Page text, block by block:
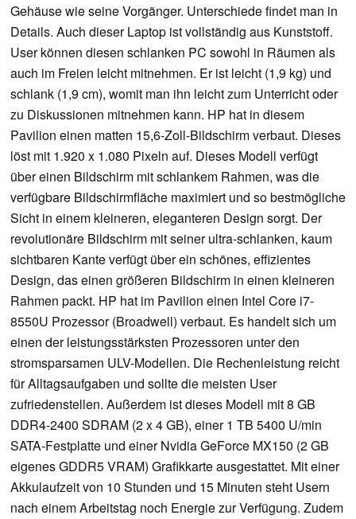
Gehäuse wie seine Vorgänger. Unterschiede findet man in
Details. Auch dieser Laptop ist vollständig aus Kunststoff.
User können diesen schlanken PC sowohl in Räumen als
auch im Freien leicht mitnehmen. Er ist leicht (1,9 kg) und
schlank (1,9 cm), womit man ihn leicht zum Unterricht oder
zu Diskussionen mitnehmen kann. HP hat in diesem
Pavilion einen matten 15,6-Zoll-Bildschirm verbaut. Dieses
löst mit 1.920 x 1.080 Pixeln auf. Dieses Modell verfügt
über einen Bildschirm mit schlankem Rahmen, was die
verfügbare Bildschirmfläche maximiert und so bestmögliche
Sicht in einem kleineren, eleganteren Design sorgt. Der
revolutionäre Bildschirm mit seiner ultra-schlanken, kaum
sichtbaren Kante verfügt über ein schönes, effizientes
Design, das einen größeren Bildschirm in einen kleineren
Rahmen packt. HP hat im Pavilion einen Intel Core i7-
8550U Prozessor (Broadwell) verbaut. Es handelt sich um
einen der leistungsstärksten Prozessoren unter den
stromsparsamen ULV-Modellen. Die Rechenleistung reicht
für Alltagsaufgaben und sollte die meisten User
zufriedenstellen. Außerdem ist dieses Modell mit 8 GB
DDR4-2400 SDRAM (2 x 4 GB), einer 1 TB 5400 U/min
SATA-Festplatte und einer Nvidia GeForce MX150 (2 GB
eigenes GDDR5 VRAM) Grafikkarte ausgestattet. Mit einer
Akkulaufzeit von 10 Stunden und 15 Minuten steht Usern
nach einem Arbeitstag noch Energie zur Verfügung. Zudem